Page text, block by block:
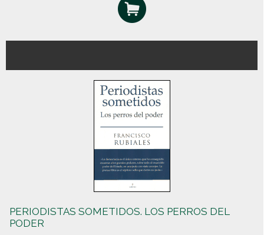
PERIODISTAS SOMETIDOS. LOS PERROS DEL
PODER